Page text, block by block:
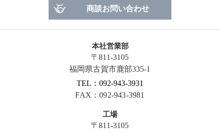
商談お問い合わせ
本社営業部
〒811-3105
福岡県古賀市鹿部335-1
TEL：092-943-3931
FAX：092-943-3981
工場
〒811-3105